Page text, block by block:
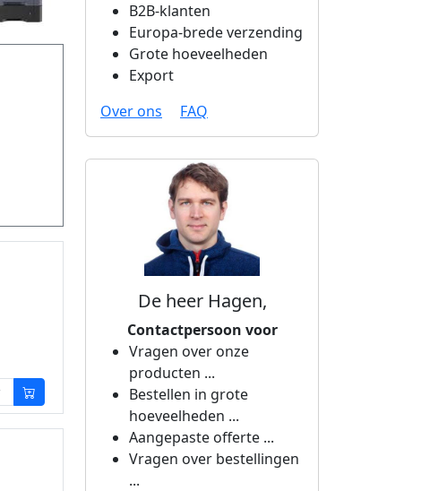
B2B-klanten
Europa-brede verzending
Grote hoeveelheden
Export
Over ons
FAQ
De heer Hagen,
Contactpersoon voor
Vragen over onze
producten ...
Bestellen in grote
hoeveelheden ...
Aangepaste offerte ...
Vragen over bestellingen
...